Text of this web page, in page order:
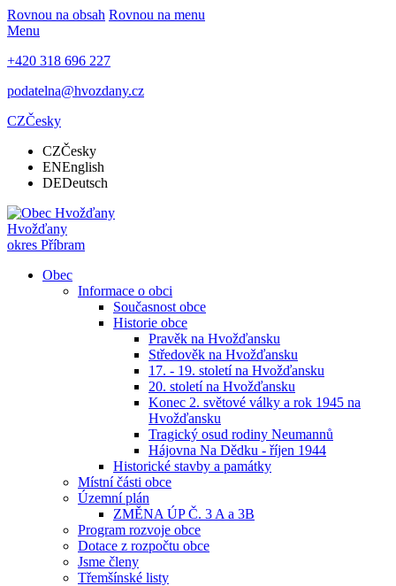
Rovnou na obsah Rovnou na menu
Menu
+420 318 696 227
podatelna@hvozdany.cz
CZČesky
CZČesky
ENEnglish
DEDeutsch
Hvožďany
okres Příbram
Obec
Informace o obci
Současnost obce
Historie obce
Pravěk na Hvožďansku
Středověk na Hvožďansku
17. - 19. století na Hvožďansku
20. století na Hvožďansku
Konec 2. světové války a rok 1945 na
Hvožďansku
Tragický osud rodiny Neumannů
Hájovna Na Dědku - říjen 1944
Historické stavby a památky
Místní části obce
Územní plán
ZMĚNA ÚP Č. 3 A a 3B
Program rozvoje obce
Dotace z rozpočtu obce
Jsme členy
Třemšínské listy